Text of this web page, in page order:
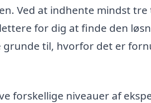
Ved at indhente mindst tre
for dig at finde den
grunde til, hvorfor det er
forskellige niveauer af